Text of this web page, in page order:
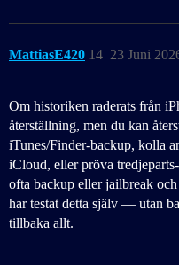
MattiasE420 23 Juni
14
Om historiken raderats från
återställning, men du kan
iTunes/Finder‑backup, kolla
iCloud, eller pröva
ofta backup eller jailbreak
har testat detta själv — utan
tillbaka allt.